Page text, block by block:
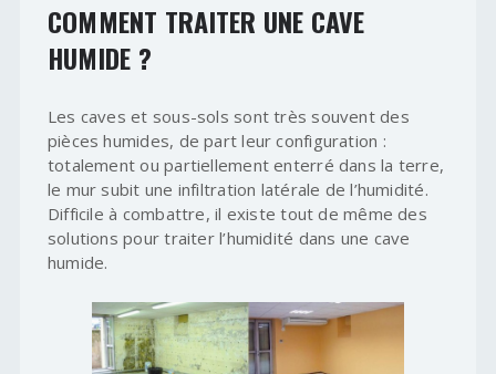
COMMENT TRAITER UNE CAVE
HUMIDE ?
Les caves et sous-sols sont très souvent des
pièces humides, de part leur configuration :
totalement ou partiellement enterré dans la terre,
le mur subit une infiltration latérale de l’humidité.
Difficile à combattre, il existe tout de même des
solutions pour traiter l’humidité dans une cave
humide.